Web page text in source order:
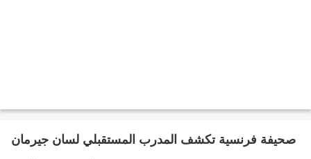
صحيفة فرنسية تكشف المدرب المستقبلي لسان جيرمان